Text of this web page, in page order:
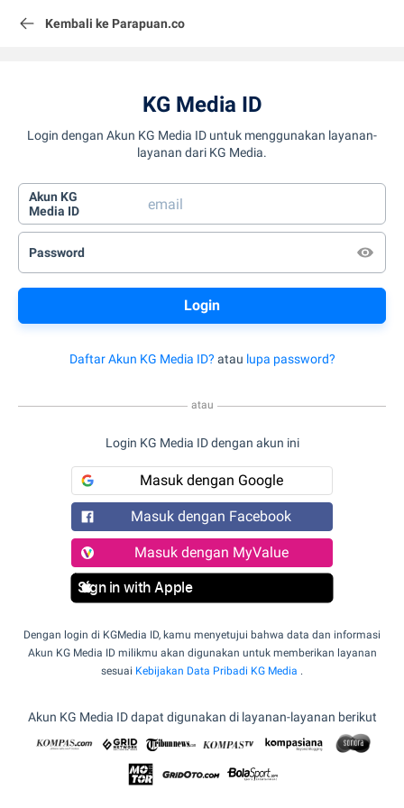
Kembali ke Parapuan.co
KG Media ID
Login dengan Akun KG Media ID untuk menggunakan layanan-
layanan dari KG Media.
Akun KG
Media ID
Password
Daftar Akun KG Media ID? atau lupa password?
atau
Login KG Media ID dengan akun ini
Masuk dengan Google
Masuk dengan Facebook
Masuk dengan MyValue
Sign in with Apple
Dengan login di KGMedia ID, kamu menyetujui bahwa data dan informasi
Akun KG Media ID milikmu akan digunakan untuk memberikan layanan
sesuai Kebijakan Data Pribadi KG Media .
Akun KG Media ID dapat digunakan di layanan-layanan berikut